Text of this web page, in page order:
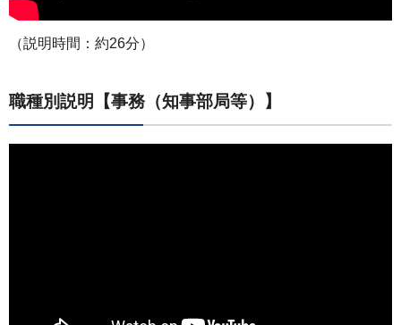
（説明時間：約26分）
職種別説明【事務（知事部局等）】